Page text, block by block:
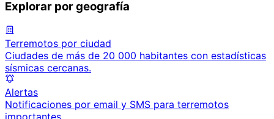
Explorar por geografía
Terremotos por ciudad
Ciudades de más de 20 000 habitantes con estadísticas
sísmicas cercanas.
Alertas
Notificaciones por email y SMS para terremotos